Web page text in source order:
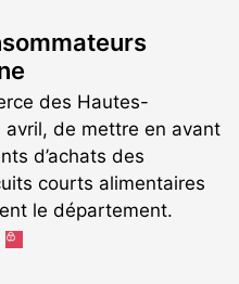
des Hautes-
avril, de mettre en avant
d’achats des
courts alimentaires
le département.
Cet